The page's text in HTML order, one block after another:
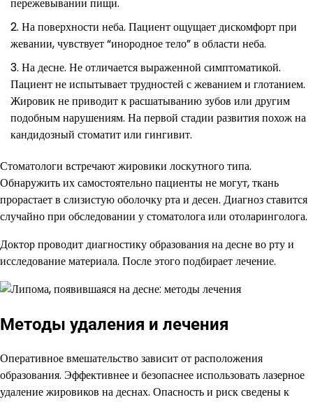
На поверхности неба. Пациент ощущает дискомфорт при
жевании, чувствует “инородное тело” в области неба.
На десне. Не отличается выраженной симптоматикой.
Пациент не испытывает трудностей с жеванием и глотанием.
Жировик не приводит к расшатыванию зубов или другим
подобным нарушениям. На первой стадии развития похож на
кандидозный стоматит или гингивит.
Стоматологи встречают жировики лоскутного типа.
Обнаружить их самостоятельно пациенты не могут, ткань
прорастает в слизистую оболочку рта и десен. Диагноз ставится
случайно при обследовании у стоматолога или отоларинголога.
Доктор проводит диагностику образования на десне во рту и
исследование материала. После этого подбирает лечение.
Методы удаления и лечения
Оперативное вмешательство зависит от расположения
образования. Эффективнее и безопаснее использовать лазерное
удаление жировиков на деснах. Опасность и риск сведены к